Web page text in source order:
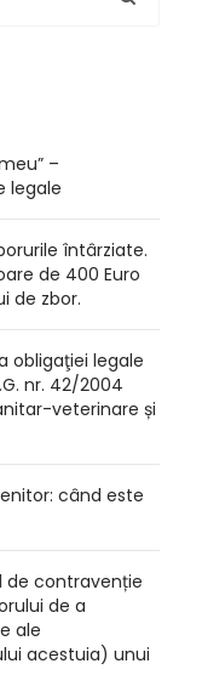
–
legale
întârziate.
de 400 Euro
de zbor.
obligaţiei legale
nr. 42/2004
veterinare și
când este
de contravenție
de a
ale
acestuia) unui